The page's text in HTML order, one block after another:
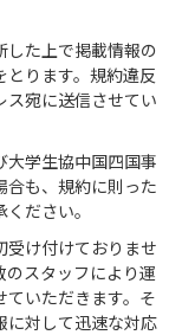
した上で掲載情報の
ります。規約違反
ス宛に送信させてい
大学生協中国四国事
合も、規約に則った
ださい。
受け付けておりませ
スタッフにより運
いただきます。そ
に対して迅速な対応